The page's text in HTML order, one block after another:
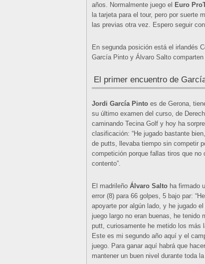
años. Normalmente juego el Euro
la tarjeta para el tour, pero por suerte
las previas otra vez. Espero seguir
En segunda posición está el irlandés
García Pinto y Álvaro Salto
El primer encuentro de
Jordi García Pinto es de Gerona,
su último examen del curso, de
caminando Tecina Golf y hoy ha
clasificación: “He jugado bastante
de putts, llevaba tiempo sin competir
competición porque fallas tiros que
contento”.
El madrileño Álvaro Salto ha firmado
error (8) para 66 golpes, 5 bajo par:
apoyarte por algún lado, y he jugado
juego largo no eran buenas, he tenido
putt, curiosamente he metido los
Este es mi segundo año aquí y el
juego. Para ganar aquí habrá que
mantener un buen nivel durante toda la